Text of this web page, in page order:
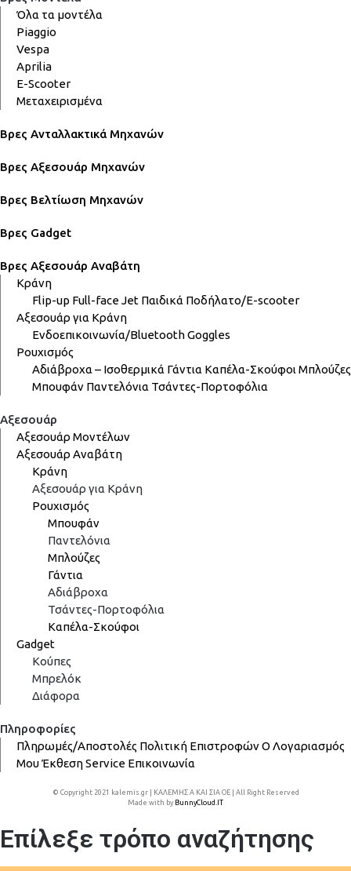
Όλα τα μοντέλα
Piaggio
Vespa
Aprilia
E-Scooter
Μεταχειρισμένα
Βρες Ανταλλακτικά Μηχανών
Βρες Αξεσουάρ Μηχανών
Βρες Βελτίωση Μηχανών
Βρες Gadget
Βρες Αξεσουάρ Αναβάτη
Κράνη
Flip-up Full-faceJet Παιδικά Ποδήλατο/E-scooter
Αξεσουάρ για Κράνη
Ενδοεπικοινωνία/BluetoothGoggles
Ρουχισμός
Αδιάβροχα – Ισοθερμικά Γάντια Καπέλα-Σκούφοι Μπλούζες
Μπουφάν Παντελόνια Τσάντες-Πορτοφόλια
Αξεσουάρ
Αξεσουάρ Μοντέλων
Αξεσουάρ Αναβάτη
Κράνη
Αξεσουάρ για Κράνη
Ρουχισμός
Μπουφάν
Παντελόνια
Μπλούζες
Γάντια
Αδιάβροχα
Τσάντες-Πορτοφόλια
Καπέλα-Σκούφοι
Gadget
Κούπες
Μπρελόκ
Διάφορα
Πληροφορίες
Πληρωμές/Αποστολές Πολιτική ΕπιστροφώνΟ Λογαριασμός
ΜουΈκθεσηService Επικοινωνία
© Copyright 2021 kalemis.gr | ΚΑΛΕΜΗΣ Α ΚΑΙ ΣΙΑ ΟΕ | All Right Reserved
Made with by BunnyCloud.IT
Επίλεξε τρόπο αναζήτησης